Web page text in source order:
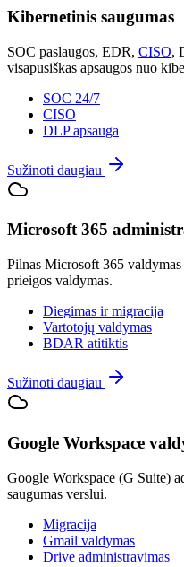
Kibernetinis saugumas
SOC paslaugos, EDR, CISO,
visapusiškas apsaugos nuo
SOC 24/7
CISO
DLP apsauga
Sužinoti daugiau
Microsoft 365
Pilnas Microsoft 365
prieigos valdymas.
Diegimas ir migracija
Vartotojų valdymas
BDAR atitiktis
Sužinoti daugiau
Google Workspace
Google Workspace (G Suite)
saugumas verslui.
Migracija
Gmail valdymas
Drive administravimas